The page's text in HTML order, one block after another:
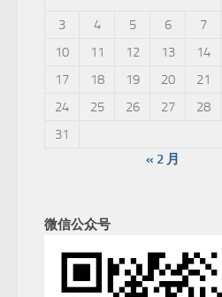
3
4 5 6 7
10
11 12 13 14
17
18 19 20 21
24
25 26 27 28
31
« 2 月
微信公众号